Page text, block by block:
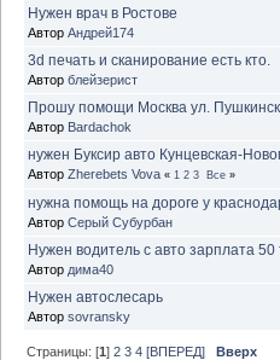
Нужен врач в Ростове
Автор Андрей174
3d печать и сканирование есть кто.
Автор блейзерист
Прошу помощи Москва ул.
Автор Bardachok
нужен Буксир авто Кунцевская-
Автор Zherebets Vova « 1 2 3 Все »
нужна помощь на дороге у
Автор Серый Субурбан
Нужен водитель с авто зарплата
Автор дима40
Нужен автослесарь
Автор sovransky
Страницы: [1]2 3 4 [ВПЕРЕД] Вверх